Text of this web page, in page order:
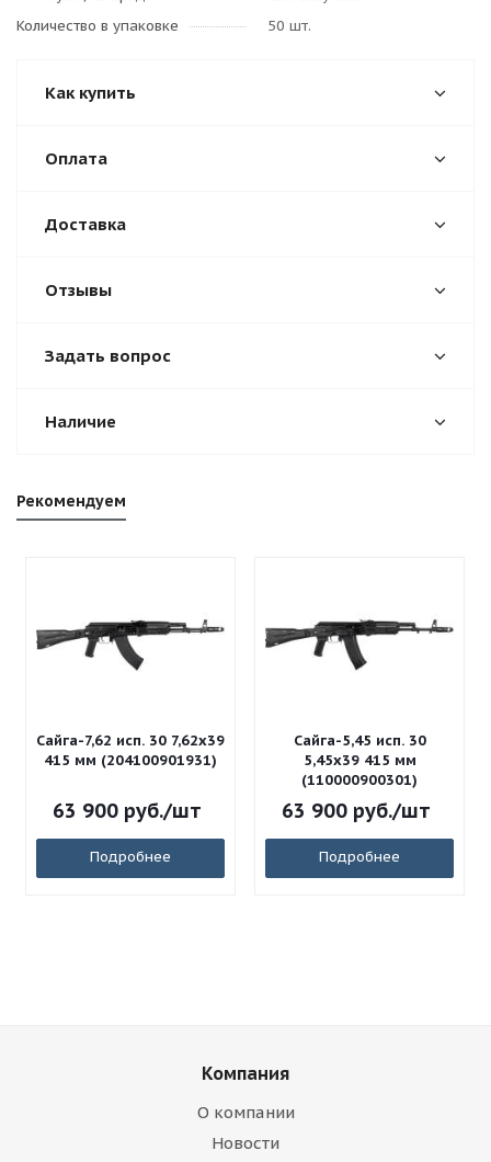
Количество в упаковке
50 шт.
Как купить
Оплата
Доставка
Отзывы
Задать вопрос
Наличие
Рекомендуем
Сайга-7,62 исп. 30 7,62x39
415 мм (204100901931)
63 900руб./шт
Подробнее
Сайга-5,45 исп. 30
5,45x39 415 мм
(110000900301)
63 900руб./шт
Подробнее
Компания
О компании
Новости